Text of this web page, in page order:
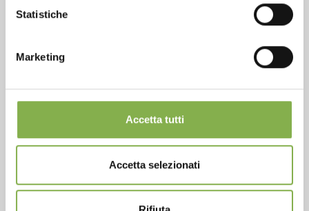
Statistiche
Marketing
Accetta tutti
Accetta selezionati
areas